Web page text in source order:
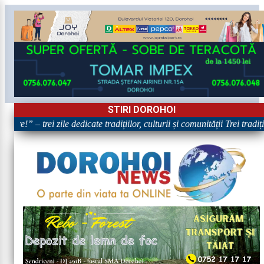
STIRI DOROHOI
– trei zile dedicate tradițiilor, culturii și comunității Trei